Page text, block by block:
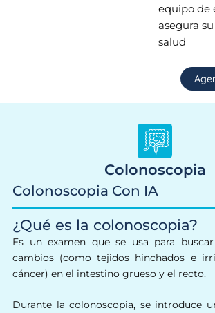
equipo de
asegura
salud
Colonoscopia
Colonoscopia Con IA
¿Qué es la colonoscopia?
Es un examen que se usa para
cambios (como tejidos hinchados e
cáncer) en el intestino grueso y el recto.
Durante la colonoscopia, se introduce